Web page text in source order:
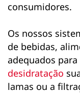
consumidores.
Os nossos
de bebidas,
adequados
desidratação
lamas ou a